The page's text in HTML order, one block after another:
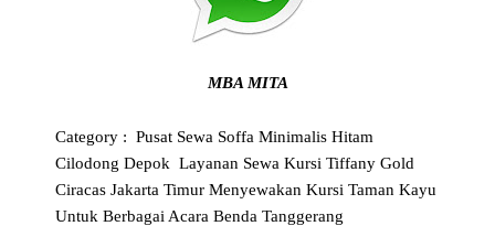
MBA MITA
Category : Pusat Sewa Soffa Minimalis Hitam
Cilodong DepokLayanan Sewa Kursi Tiffany Gold
Ciracas Jakarta TimurMenyewakan Kursi Taman Kayu
Untuk Berbagai Acara Benda Tanggerang